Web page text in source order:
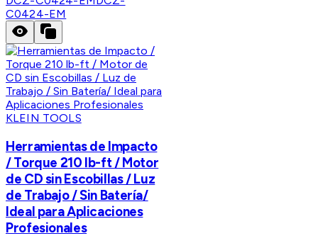
C0424-EM
KLEIN TOOLS
Herramientas de Impacto
/ Torque 210 lb-ft / Motor
de CD sin Escobillas / Luz
de Trabajo / Sin Batería/
Ideal para Aplicaciones
Profesionales